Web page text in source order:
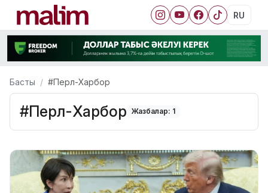
RU
Басты #Перл-Харбор
#Перл-Харбор Жазбалар: 1